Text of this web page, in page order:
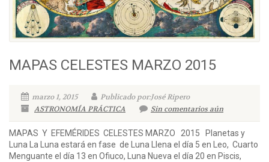
MAPAS CELESTES MARZO 2015
marzo 1, 2015
Publicado por:José Ripero
ASTRONOMÍA PRÁCTICA
Sin comentarios aún
MAPAS Y EFEMÉRIDES CELESTES MARZO 2015 Planetas y
Luna La Luna estará en fase de Luna Llena el día 5 en Leo, Cuarto
Menguante el día 13 en Ofiuco, Luna Nueva el día 20 en Piscis,